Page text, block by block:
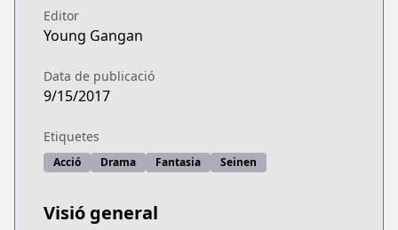
Editor
Young Gangan
Data de publicació
9/15/2017
Etiquetes
Acció Drama Fantasia Seinen
Visió general